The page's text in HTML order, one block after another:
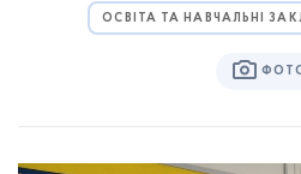
ОСВІТА ТА НАВЧАЛЬНІ